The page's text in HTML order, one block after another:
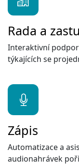
Rada a
Interaktivní
týkajících se
Zápis
Automatizace a
audionahrávek